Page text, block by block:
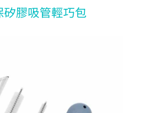
膠吸管輕巧包